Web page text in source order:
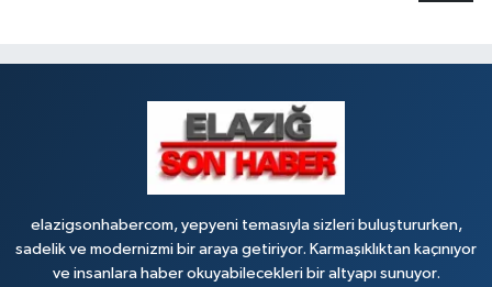
elazigsonhabercom, yepyeni temasıyla sizleri buluştururken,
sadelik ve modernizmi bir araya getiriyor. Karmaşıklıktan kaçınıyor
ve insanlara haber okuyabilecekleri bir altyapı sunuyor.